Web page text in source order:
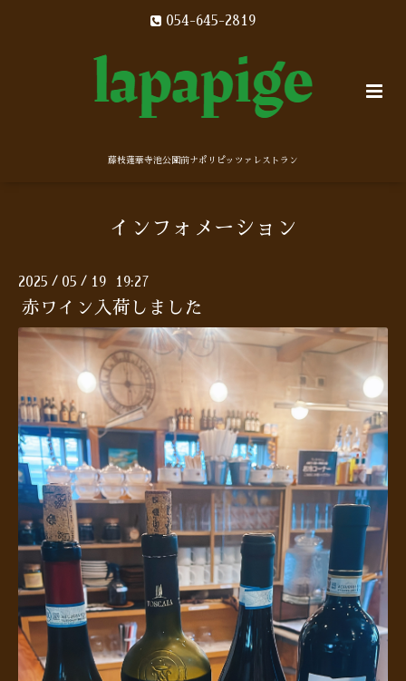
054-645-2819
藤枝蓮華寺池公園前ナポリピッツァレストラン
インフォメーション
2025 / 05 / 19 19:27
赤ワイン入荷しました